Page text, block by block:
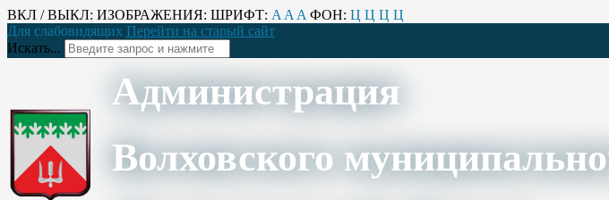
ВКЛ / ВЫКЛ: ИЗОБРАЖЕНИЯ: ШРИФТ: A A A ФОН: Ц Ц Ц Ц
Для слабовидящих Перейти на старый сайт
Искать...
Администрация
Волховского